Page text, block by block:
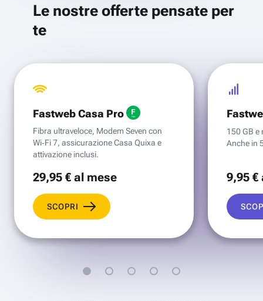
Le nostre offerte pensate per
te
Fastweb Casa Pro
Fibra ultraveloce, Modem Seven con
Wi‑Fi 7, assicurazione Casa Quixa e
attivazione inclusi.
29,95 €al mese
SCOPRI
150 GB e
Anche in
9,95 €